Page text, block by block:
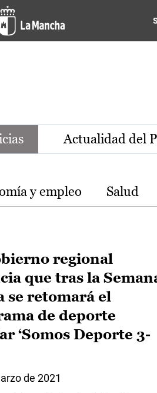
región de
Actualidad del
y empleo Salud
regional
que tras la
se retomará el
de deporte
‘Somos Deporte 3-
de 2021